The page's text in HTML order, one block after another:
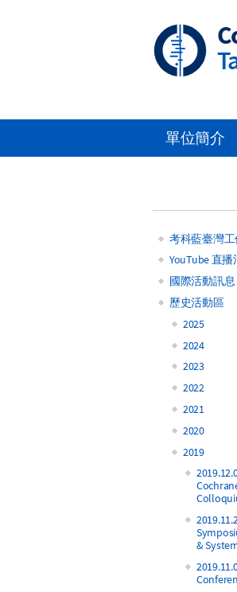
Main
navigation
考科藍臺灣
YouTube 直播
國際活動訊息
歷史活動區
2025
2024
2023
2022
2021
2020
2019
&
Main
單位簡介